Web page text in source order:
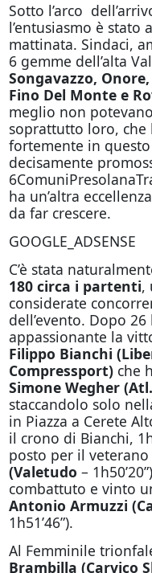
Sotto l’arco
l’entusiasmo è stato
mattinata. Sindaci,
6 gemme dell’alta
Songavazzo,
Fino Del Monte e
meglio non
soprattutto loro,
fortemente in
decisamente
ha un’altra
da far crescere.
GOOGLE_ADSENSE
C’è stata
180 circa i partenti,
considerate
dell’evento. Dopo
appassionante la
Filippo Bianchi
Compressport)che
Simone Wegher
staccandolo solo
in Piazza a Cerete
il crono di Bianchi,
posto per il veterano
(Valetudo –
combattuto e vinto
Antonio Armuzzi
1h51’46”).
Al Femminile
Brambilla (Carvico